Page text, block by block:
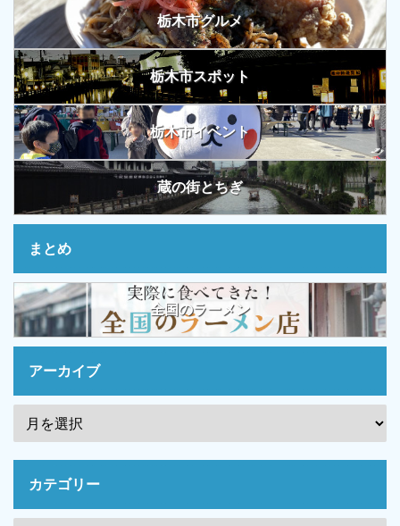
栃木市グルメ
栃木市スポット
栃木市イベント
蔵の街とちぎ
まとめ
全国のラーメン
アーカイブ
カテゴリー